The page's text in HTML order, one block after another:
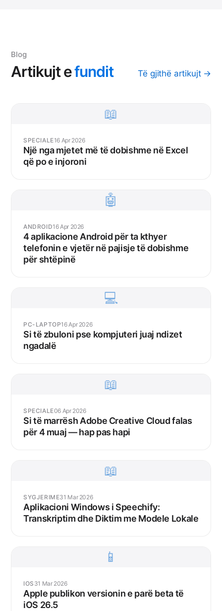
Blog
Artikujt efundit Të gjithë artikujt →
📖
SPECIALE16 Apr 2026
Një nga mjetet më të dobishme në Excel
që po e injoroni
🤖
ANDROID16 Apr 2026
4 aplikacione Android për ta kthyer
telefonin e vjetër në pajisje të dobishme
për shtëpinë
💻
PC-LAPTOP16 Apr 2026
Si të zbuloni pse kompjuteri juaj ndizet
ngadalë
📖
SPECIALE06 Apr 2026
Si të marrësh Adobe Creative Cloud falas
për 4 muaj — hap pas hapi
📖
SYGJERIME31 Mar 2026
Aplikacioni Windows i Speechify:
Transkriptim dhe Diktim me Modele Lokale
📱
IOS 31 Mar 2026
Apple publikon versionin e parë beta të
iOS 26.5